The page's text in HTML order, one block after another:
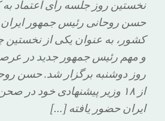
نخستین روز جلسه رأی اعتماد به
حسن روحانی رئیس جمهور
کشور، به عنوان یکی از
و مهم رئیس جمهور جدید در
روز دوشنبه برگزار شد. حسن
از ۱۸ وزیر پیشنهادی خود
ایران حضور یافته […]